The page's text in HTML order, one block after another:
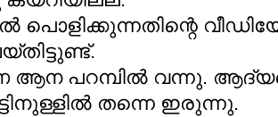
പൊളിക്കുന്നതിന്റെ
ആന പറമ്പില്‍ വന്നു.
തന്നെ ഇരുന്നു.